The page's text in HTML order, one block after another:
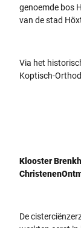
genoemde bos
van de stad
Via het
Koptisch-
Klooster
De